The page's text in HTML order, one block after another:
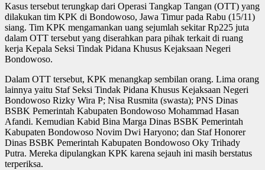
Kasus tersebut terungkap dari Operasi Tangkap Tangan (OTT) yang
dilakukan tim KPK di Bondowoso, Jawa Timur pada Rabu (15/11)
siang. Tim KPK mengamankan uang sejumlah sekitar Rp225 juta
dalam OTT tersebut yang diserahkan para pihak terkait di ruang
kerja Kepala Seksi Tindak Pidana Khusus Kejaksaan Negeri
Bondowoso.
Dalam OTT tersebut, KPK menangkap sembilan orang. Lima orang
lainnya yaitu Staf Seksi Tindak Pidana Khusus Kejaksaan Negeri
Bondowoso Rizky Wira P; Nisa Rusmita (swasta); PNS Dinas
BSBK Pemerintah Kabupaten Bondowoso Mohammad Hasan
Afandi. Kemudian Kabid Bina Marga Dinas BSBK Pemerintah
Kabupaten Bondowoso Novim Dwi Haryono; dan Staf Honorer
Dinas BSBK Pemerintah Kabupaten Bondowoso Oky Trihady
Putra. Mereka dipulangkan KPK karena sejauh ini masih berstatus
terperiksa.